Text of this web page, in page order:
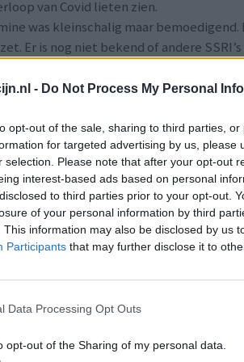
- Do Not Process My Personal
opt-out of the sale, sharing to third parties,
for targeted advertising by us, please
selection. Please note that after your opt-out
interest-based ads based on personal
to third parties prior to your opt-out.
of your personal information by third
This information may also be disclosed by us
Participants that may further disclose it to
Data Processing Opt Outs
opt-out of the Sharing of my personal data.
van Covid lieten zien.
was kleinschalig maar bemoedigend.
Er is nog niet bekend of andere
mechanisme is nog onbekend.
Pre-publicatie van het
depressie
om voorlichting over depressie
Het subsidiegeld dat het ministerie van
aan kosten voor directie en
Skyhigh betaald, voor de
MHF-voorzitter Bram Bakker een
naart artikel van NOS